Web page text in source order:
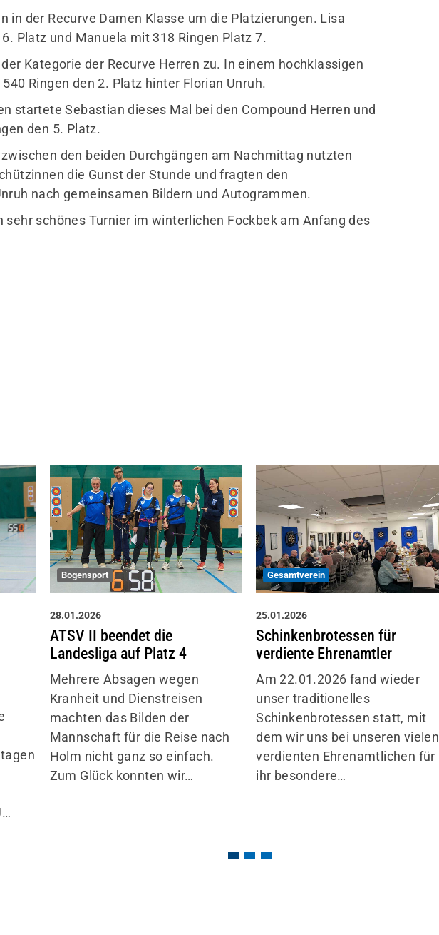
in der Recurve Damen Klasse um die Platzierungen. Lisa
Platz und Manuela mit 318 Ringen Platz 7.
Kategorie der Recurve Herren zu. In einem hochklassigen
Ringen den 2. Platz hinter Florian Unruh.
startete Sebastian dieses Mal bei den Compound Herren und
den 5. Platz.
den beiden Durchgängen am Nachmittag nutzten
die Gunst der Stunde und fragten den
nach gemeinsamen Bildern und Autogrammen.
sehr schönes Turnier im winterlichen Fockbek am Anfang des
Bogensport
28.01.2026
ATSV II beendet die
Landesliga auf Platz 4
Mehrere Absagen wegen
Kranheit und Dienstreisen
machten das Bilden der
Mannschaft für die Reise nach
Holm nicht ganz so einfach.
Zum Glück konnten wir…
Gesamtverein
25.01.2026
Schinkenbrotessen für
verdiente Ehrenamtler
Am 22.01.2026 fand wieder
unser traditionelles
Schinkenbrotessen statt, mit
dem wir uns bei unseren vielen
verdienten Ehrenamtlichen für
ihr besondere…